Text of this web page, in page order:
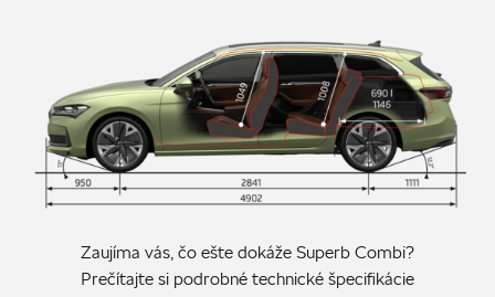
Zaujíma vás, čo ešte dokáže Superb Combi?
Prečítajte si podrobné technické špecifikácie